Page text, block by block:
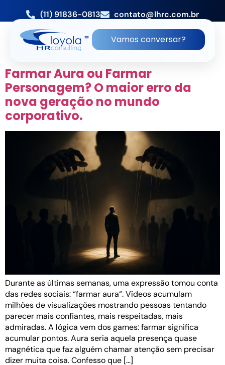
(11) 91836-0813 contato@lhrc.com.br
Vamos conversar?
TAG:EMPRESA DE RH ZONA
OESTE DE SP
Farmar Aura ou Farmar
Personagem? O maior erro da
nova geração no mundo
corporativo.
Durante as últimas semanas, uma expressão tomou conta
das redes sociais: “farmar aura“. Vídeos acumulam
milhões de visualizações mostrando pessoas tentando
parecer mais confiantes, mais respeitadas, mais
admiradas. A lógica vem dos games: farmar significa
acumular pontos. Aura seria aquela presença quase
magnética que faz alguém chamar atenção sem precisar
dizer muita coisa. Confesso que […]